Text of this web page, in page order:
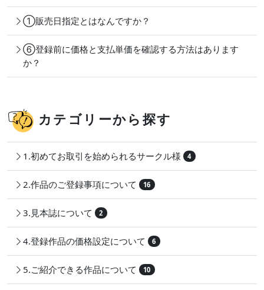
①販売日指定とはなんですか？
⑥登録前に価格と支払単価を確認する方法はあります
か？
カテゴリーから探す
1.初めてお取引を始められるサークル様 4
2.作品のご登録事項について 16
3.見本誌について 2
4.登録作品の価格設定について 6
5.ご紹介できる作品について 10